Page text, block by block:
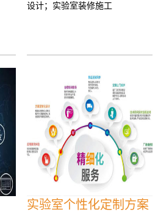
设计；实验室装修施工
实验室个性化定制方案